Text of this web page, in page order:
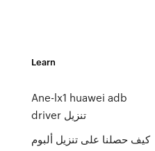
Learn
Ane-lx1 huawei adb
driver تنزيل
كيف حصلنا على تنزيل ألبوم